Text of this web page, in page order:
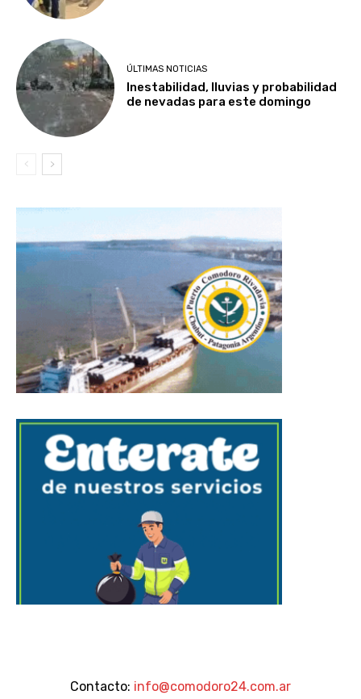
ÚLTIMAS NOTICIAS
Inestabilidad, lluvias y probabilidad
de nevadas para este domingo
Contacto: info@comodoro24.com.ar